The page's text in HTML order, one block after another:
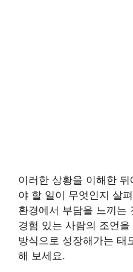
이러한 상황을 이해한
야 할 일이 무엇인지 살
환경에서 부담을 느끼는
경험 있는 사람의 조언
방식으로 성장해가는 태
해 보세요.